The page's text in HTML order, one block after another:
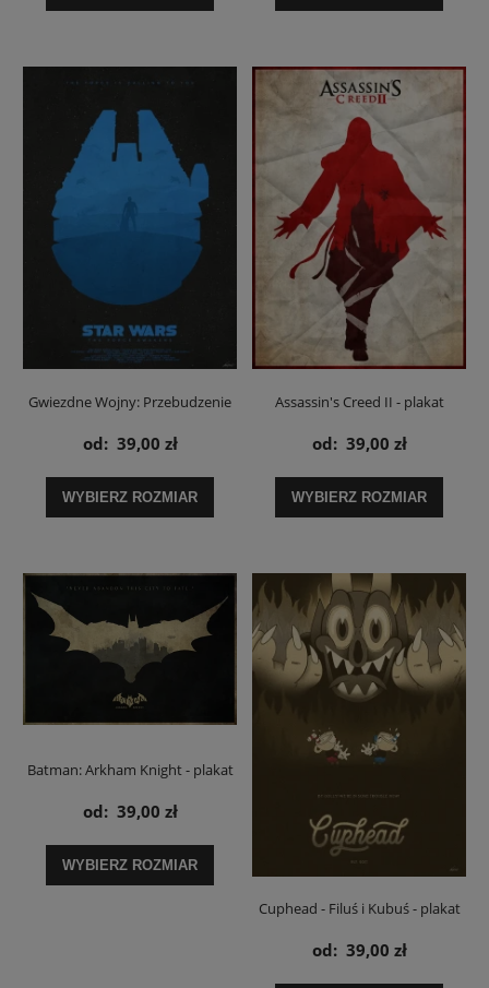
Gwiezdne Wojny: Przebudzenie
Mocy / Star Wars Jasna strona -
plakat
od: 39,00 zł
WYBIERZ ROZMIAR
Assassin's Creed II - plakat
od: 39,00 zł
WYBIERZ ROZMIAR
Batman: Arkham Knight - plakat
od: 39,00 zł
WYBIERZ ROZMIAR
Cuphead - Filuś i Kubuś - plakat
od: 39,00 zł